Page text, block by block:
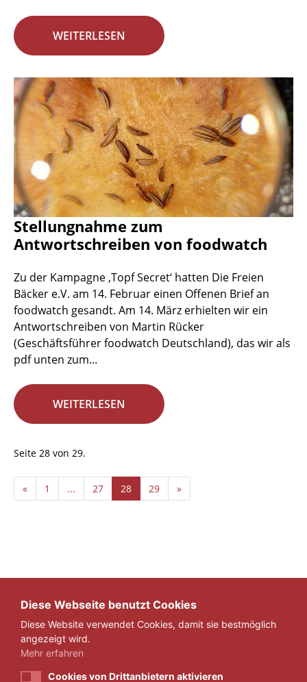
WEITERLESEN
Stellungnahme zum
Antwortschreiben von foodwatch
Zu der Kampagne ‚Topf Secret‘ hatten Die Freien
Bäcker e.V. am 14. Februar einen Offenen Brief an
foodwatch gesandt. Am 14. März erhielten wir ein
Antwortschreiben von Martin Rücker
(Geschäftsführer foodwatch Deutschland), das wir als
pdf unten zum...
WEITERLESEN
Seite 28 von 29.
« 1 ... 27 28 29 »
Diese Webseite benutzt Cookies
Diese Website verwendet Cookies, damit sie bestmöglich
angezeigt wird.
Mehr erfahren
Cookies von Drittanbietern aktivieren